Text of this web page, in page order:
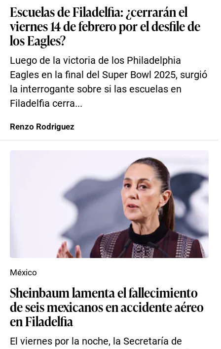
Escuelas de Filadelfia: ¿cerrarán el
viernes 14 de febrero por el desfile de
los Eagles?
Luego de la victoria de los Philadelphia
Eagles en la final del Super Bowl 2025, surgió
la interrogante sobre si las escuelas en
Filadelfia cerra...
Renzo Rodriguez
Sheinbaum lamenta el fallecimiento
de seis mexicanos en accidente aéreo
en Filadelfia
El viernes por la noche, la Secretaría de
México